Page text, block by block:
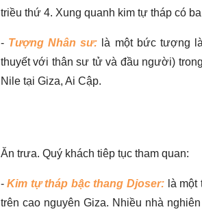
triều thứ 4. Xung quanh kim tự tháp có
- Tượng Nhân sư: là một bức tượng
thuyết với thân sư tử và đầu người)
Nile tại Giza, Ai Cập.
Ăn trưa. Quý khách tiêp tục tham quan:
-Kim tự tháp bậc thang Djoser: là
trên cao nguyên Giza. Nhiều nhà